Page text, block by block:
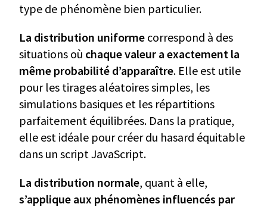
type de phénomène bien particulier.
La distribution uniforme correspond à des
situations où chaque valeur a exactement la
même probabilité d’apparaître. Elle est utile
pour les tirages aléatoires simples, les
simulations basiques et les répartitions
parfaitement équilibrées. Dans la pratique,
elle est idéale pour créer du hasard équitable
dans un script JavaScript.
La distribution normale, quant à elle,
s’applique aux phénomènes influencés par